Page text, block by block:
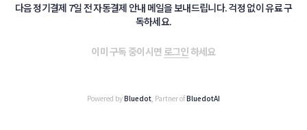
다음 정기결제 7일 전 자동결제 안내 메일을 보내드립니다. 걱정 없이 유료 구
독하세요.
이미 구독 중이시면 로그인하세요
Powered byBluedot, Partner ofBluedotAI